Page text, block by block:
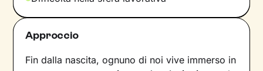
Approccio
Fin dalla nascita, ognuno di noi vive immerso in